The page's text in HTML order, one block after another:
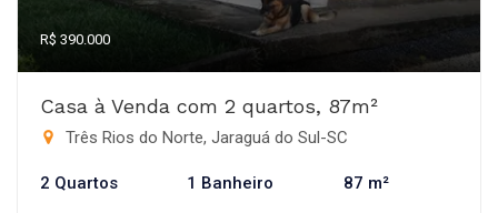
R$ 390.000
Casa à Venda com 2 quartos, 87m²
Três Rios do Norte, Jaraguá do Sul-SC
2 Quartos 1 Banheiro 87 m²